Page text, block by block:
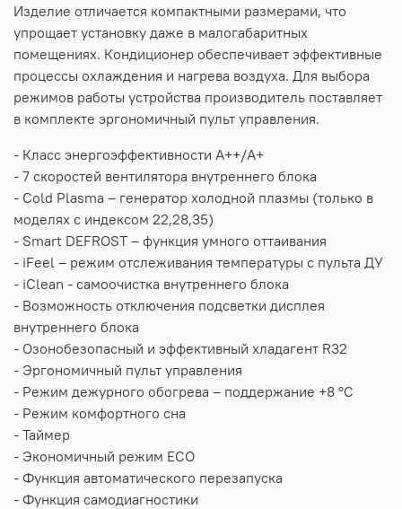
Изделие отличается компактными размерами, что
упрощает установку даже в малогабаритных
помещениях. Кондиционер обеспечивает эффективные
процессы охлаждения и нагрева воздуха. Для выбора
режимов работы устройства производитель поставляет
в комплекте эргономичный пульт управления.
- Класс энергоэффективности A++/A+
- 7 скоростей вентилятора внутреннего блока
- Cold Plasma – генератор холодной плазмы (только в
моделях с индексом 22,28,35)
- Smart DEFROST – функция умного оттаивания
- iFeel – режим отслеживания температуры с пульта ДУ
- iClean - cамоочистка внутреннего блока
- Возможность отключения подсветки дисплея
внутреннего блока
- Озонобезопасный и эффективный хладагент R32
- Эргономичный пульт управления
- Режим дежурного обогрева – поддержание +8 °C
- Режим комфортного сна
- Таймер
- Экономичный режим ECO
- Функция автоматического перезапуска
- Функция самодиагностики